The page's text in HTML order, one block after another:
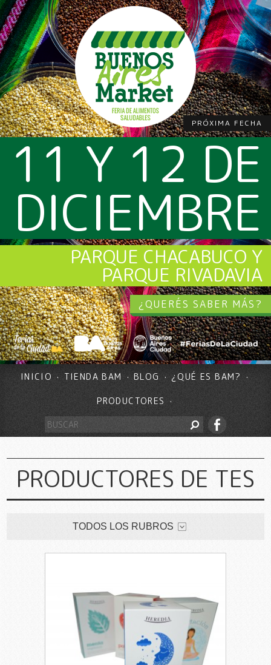
PRÓXIMA FECHA
11 Y 12 DE
DICIEMBRE
PARQUE CHACABUCO Y
PARQUE RIVADAVIA
¿QUERÉS SABER MÁS?
INICIO TIENDA BAM BLOG ¿QUÉ ES BAM?
PRODUCTORES
PRODUCTORES DE TES
TODOS LOS RUBROS